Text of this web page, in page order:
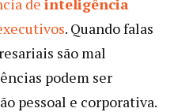
de inteligência
. Quando falas
são mal
podem ser
pessoal e corporativa.